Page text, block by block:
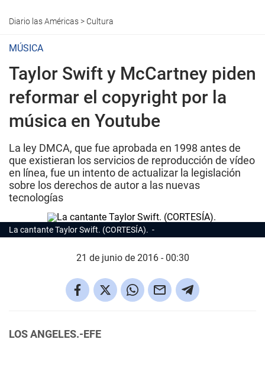
Diario las Américas> Cultura
MÚSICA
Taylor Swift y McCartney piden
reformar el copyright por la
música en Youtube
La ley DMCA, que fue aprobada en 1998 antes de
que existieran los servicios de reproducción de vídeo
en línea, fue un intento de actualizar la legislación
sobre los derechos de autor a las nuevas
tecnologías
La cantante Taylor Swift. (CORTESÍA).
21 de junio de 2016 - 00:30
LOS ANGELES.-EFE